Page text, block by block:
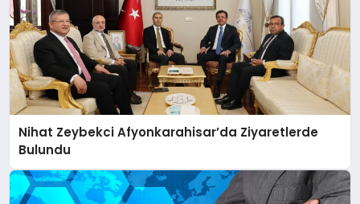
Nihat Zeybekci Afyonkarahisar’da Ziyaretlerde
Bulundu